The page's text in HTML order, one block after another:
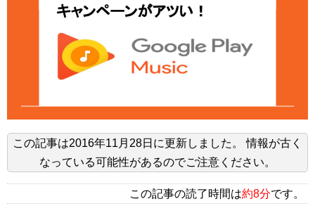
この記事は2016年11月28日 に更新しました。
情報が古く
なっている可能性があるのでご注意ください。
この記事の読了時間は約8分です。